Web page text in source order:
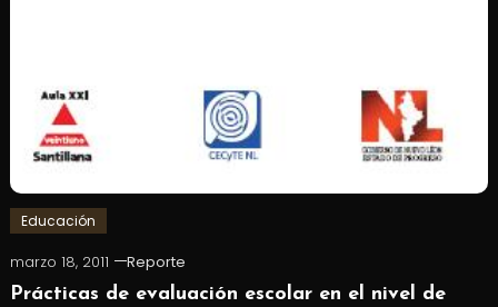
Educación
marzo 18, 2011
Reporte
Prácticas de evaluación escolar en el nivel de